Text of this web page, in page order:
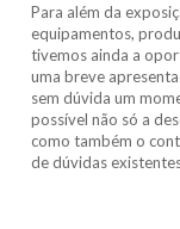
Para além da
equipamentos,
tivemos ainda a
uma breve
sem dúvida um
possível não só a
como também o
de dúvidas